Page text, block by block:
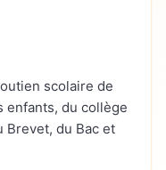
scolaire de
enfants, du collège
Brevet, du Bac et